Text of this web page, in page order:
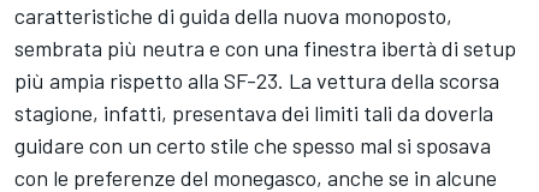
caratteristiche di guida della nuova monoposto,
sembrata più neutra e con una finestra ibertà di setup
più ampia rispetto alla SF-23. La vettura della scorsa
stagione, infatti, presentava dei limiti tali da doverla
guidare con un certo stile che spesso mal si sposava
con le preferenze del monegasco, anche se in alcune